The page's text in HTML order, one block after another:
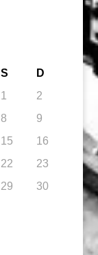
S
D
1
2
8
9
15
16
22
23
29
30